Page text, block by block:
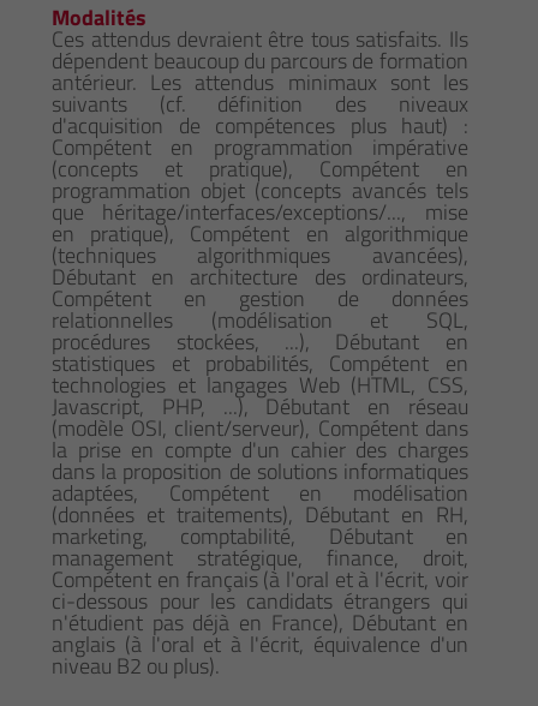
Modalités
Ces attendus devraient être tous satisfaits. Ils
dépendent beaucoup du parcours de formation
antérieur. Les attendus minimaux sont les
suivants (cf. définition des niveaux
d'acquisition de compétences plus haut) :
Compétent en programmation impérative
(concepts et pratique), Compétent en
programmation objet (concepts avancés tels
que héritage/interfaces/exceptions/..., mise
en pratique), Compétent en algorithmique
(techniques algorithmiques avancées),
Débutant en architecture des ordinateurs,
Compétent en gestion de données
relationnelles (modélisation et SQL,
procédures stockées, ...), Débutant en
statistiques et probabilités, Compétent en
technologies et langages Web (HTML, CSS,
Javascript, PHP, ...), Débutant en réseau
(modèle OSI, client/serveur), Compétent dans
la prise en compte d'un cahier des charges
dans la proposition de solutions informatiques
adaptées, Compétent en modélisation
(données et traitements), Débutant en RH,
marketing, comptabilité, Débutant en
management stratégique, finance, droit,
Compétent en français (à l'oral et à l'écrit, voir
ci-dessous pour les candidats étrangers qui
n'étudient pas déjà en France), Débutant en
anglais (à l'oral et à l'écrit, équivalence d'un
niveau B2 ou plus).